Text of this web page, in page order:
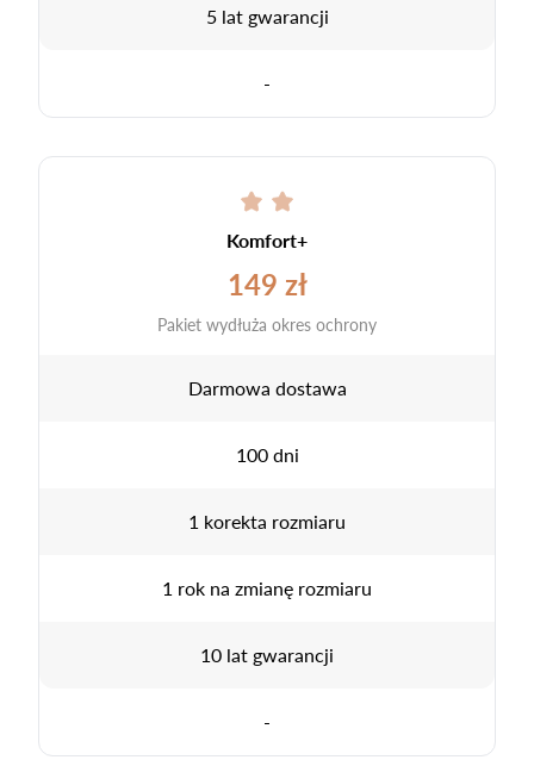
5 lat gwarancji
-
Komfort+
149 zł
Pakiet wydłuża okres ochrony
Darmowa dostawa
100 dni
1 korekta rozmiaru
1 rok na zmianę rozmiaru
10 lat gwarancji
-